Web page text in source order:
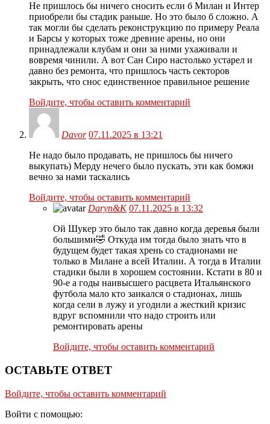
Не пришлось бы ничего сносить если б Милан и Интер
приобрели бы стадик раньше. Но это было б сложно. А
так могли бы сделать реконструкцию по примеру Реала
и Барсы у которых тоже древние арены, но они
принадлежали клубам и они за ними ухаживали и
вовремя чинили. А вот Сан Сиро настолько устарел и
давно без ремонта, что пришлось часть секторов
закрыть, что снос единственное правильное решение
Войдите, чтобы оставить комментарий
Davor 07.11.2025 в 13:21
Не надо было продавать, не пришлось бы ничего
выкупать) Мерду нечего было пускать, эти как бомжи
вечно за нами таскались
Войдите, чтобы оставить комментарий
Daryn&K 07.11.2025 в 13:32
Ой Шукер это было так давно когда деревья были
большими🤣 Откуда им тогда было знать что в
будущем будет такая хрень со стадионами не
только в Милане а всей Италии. А тогда в Италии
стадики были в хорошем состоянии. Кстати в 80 и
90-е а годы наивысшего расцвета Итальянского
футбола мало кто заикался о стадионах, лишь
когда сели в лужу и угодили а жесткий кризис
вдруг вспомнили что надо строить или
ремонтировать арены
Войдите, чтобы оставить комментарий
ОСТАВЬТЕ ОТВЕТ
Войдите, чтобы оставить комментарий
Войти с помощью: